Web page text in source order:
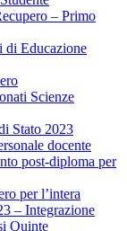
– Primo
di Educazione
Scienze
Stato 2023
docente
post-diploma per
per l’intera
– Integrazione
Quinte